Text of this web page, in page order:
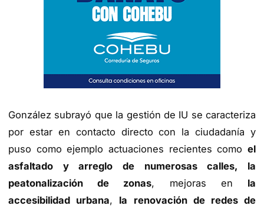
González subrayó que la gestión de IU se caracteriza
por estar en contacto directo con la ciudadanía y
puso como ejemplo actuaciones recientes como el
asfaltado y arreglo de numerosas calles, la
peatonalización de zonas, mejoras en la
accesibilidad urbana, la renovación de redes de